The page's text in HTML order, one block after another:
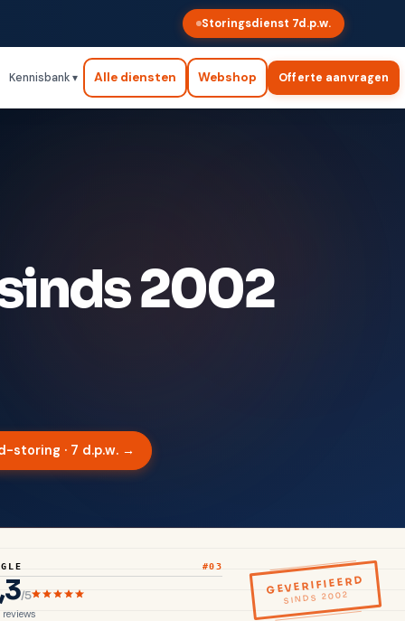
Storingsdienst 7d.p.w.
Kennisbank ▾ Alle diensten Webshop Offerte aanvragen
2002
storing · 7 d.p.w. →
#03
/5
reviews
GEVERIFIEERD
SINDS 2002